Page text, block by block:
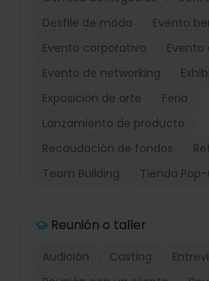
Desfile de moda
Evento
Evento corporativo
Evento
Evento de networking
Exposición de arte
Feria
Lanzamiento de producto
Recaudación de fondos
Team Building
Tienda
Reunión o taller
Audición Casting